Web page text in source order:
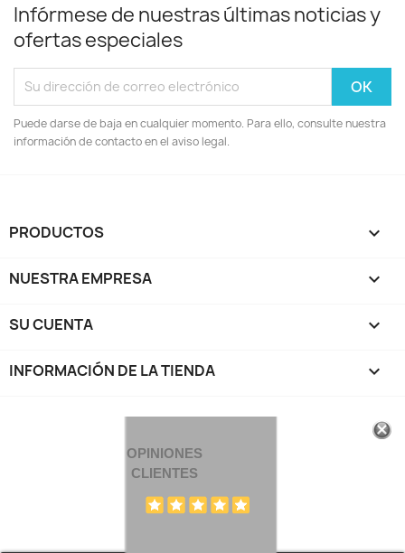
Infórmese de nuestras últimas noticias y
ofertas especiales
Puede darse de baja en cualquier momento. Para ello, consulte nuestra
información de contacto en el aviso legal.
PRODUCTOS 
NUESTRA EMPRESA 
SU CUENTA 
INFORMACIÓN DE LA TIENDA keyboard_arrow_down
OPINIONES
CLIENTES